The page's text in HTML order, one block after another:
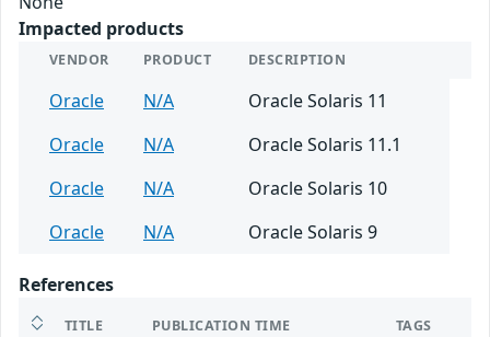
Impacted products
VENDOR PRODUCT DESCRIPTION
Oracle N/A
Oracle Solaris 11
Oracle
N/A
Oracle Solaris 11.1
Oracle
N/A
Oracle Solaris 10
Oracle
N/A Oracle Solaris 9
References
TITLE PUBLICATION TIME TAGS